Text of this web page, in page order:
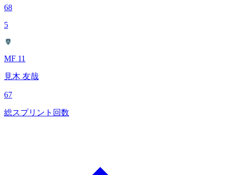
68
5
MF 11
見木 友哉
67
総スプリント回数